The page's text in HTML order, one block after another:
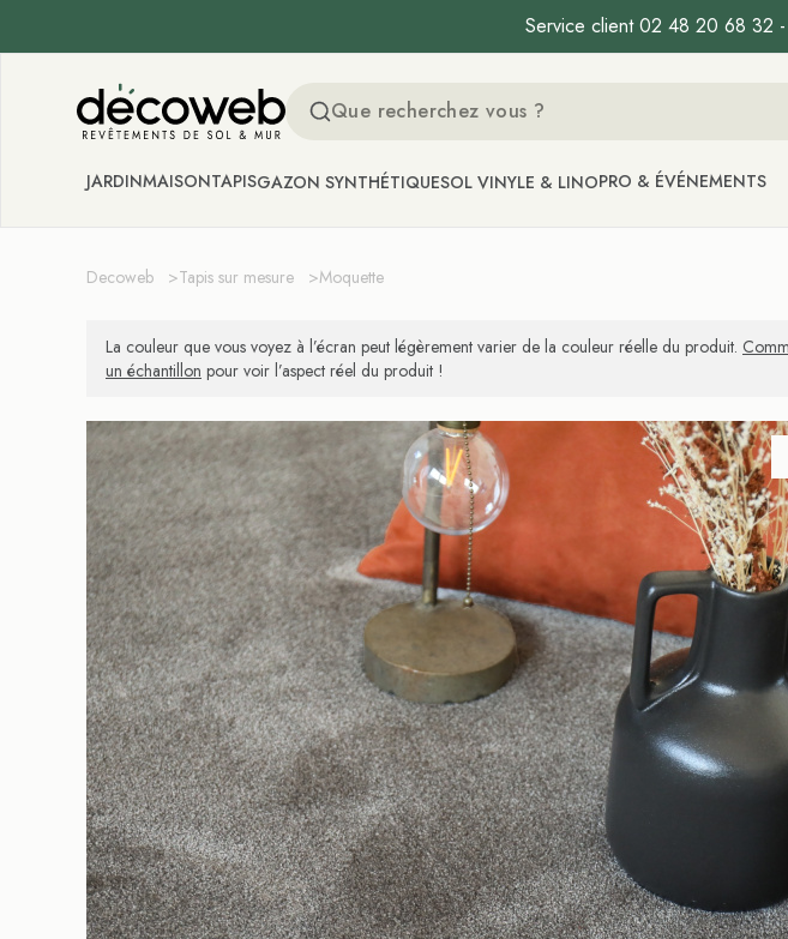
Service client 02 48 20 68 32
Decoweb
JARDINMAISONTAPISGAZON SYNTHÉTIQUESOL VINYLE & LINOPRO & ÉVÉNEMENTS
Decoweb >Tapis sur mesure >Moquette
La couleur que vous voyez à l’écran peut légèrement varier de la couleur réelle du produit.
un échantillon pour voir l’aspect réel du produit !